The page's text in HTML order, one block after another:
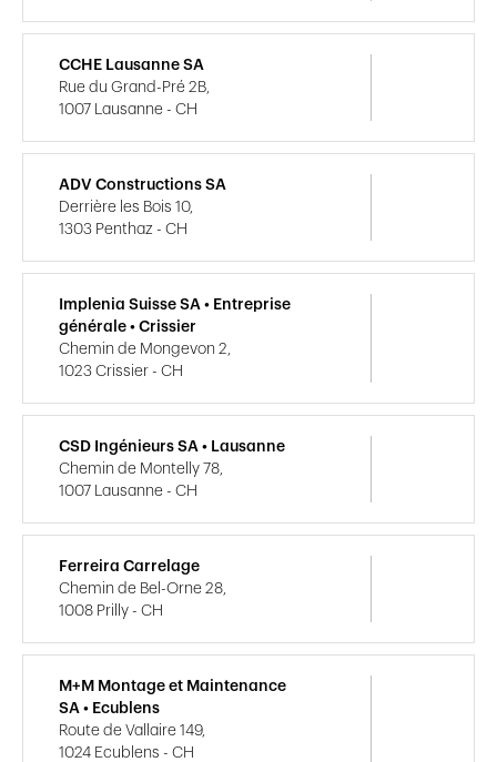
CCHE Lausanne SA
Rue du Grand-Pré 2B,
1007 Lausanne - CH
ADV Constructions SA
Derrière les Bois 10,
1303 Penthaz - CH
Implenia Suisse SA • Entreprise
générale • Crissier
Chemin de Mongevon 2,
1023 Crissier - CH
CSD Ingénieurs SA • Lausanne
Chemin de Montelly 78,
1007 Lausanne - CH
Ferreira Carrelage
Chemin de Bel-Orne 28,
1008 Prilly - CH
M+M Montage et Maintenance
SA • Ecublens
Route de Vallaire 149,
1024 Ecublens - CH